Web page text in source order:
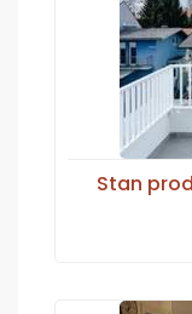
Stan